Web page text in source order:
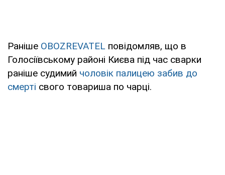
Раніше OBOZREVATEL повідомляв, що в
Голосіївському районі Києва під час сварки
раніше судимий чоловік палицею забив до
смерті свого товариша по чарці.